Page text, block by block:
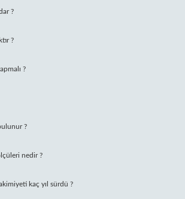
?
?
?
?
nedir ?
kaç yıl sürdü ?